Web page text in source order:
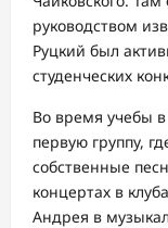
руководством
Руцкий был
студенческих
Во время учебы
первую группу,
собственные
концертах в
Андрея в